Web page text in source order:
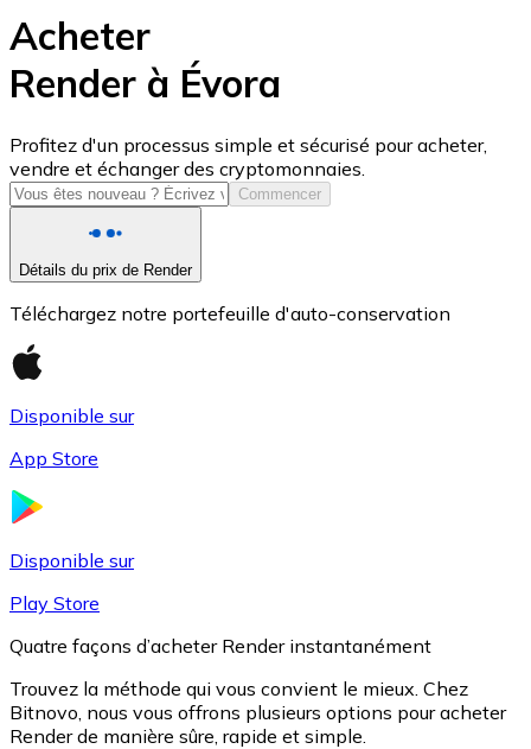
USD Coin
USDC
Acheter
Render à Évora
Profitez d'un processus simple et sécurisé pour acheter,
vendre et échanger des cryptomonnaies.
Commencer
Détails du prix de Render
Téléchargez notre portefeuille d'auto-conservation
Disponible sur
App Store
Disponible sur
Play Store
Quatre façons d’acheter Render instantanément
Trouvez la méthode qui vous convient le mieux. Chez
Bitnovo, nous vous offrons plusieurs options pour acheter
Render de manière sûre, rapide et simple.